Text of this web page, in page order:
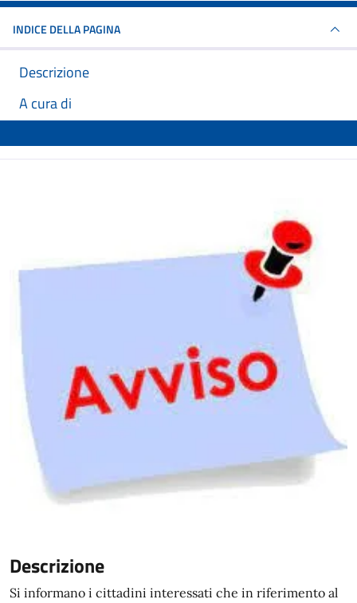
INDICE DELLA PAGINA
Descrizione
A cura di
Descrizione
Si informano i cittadini interessati che in riferimento al